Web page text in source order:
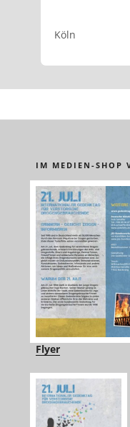
Köln
IM MEDIEN-SHOP
Flyer